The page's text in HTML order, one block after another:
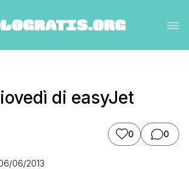
di easyJet
0 0
06/2013